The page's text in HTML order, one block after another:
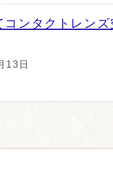
コンタクトレン
13日